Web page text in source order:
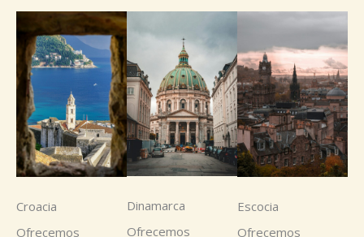
Croacia
Ofrecemos
Dinamarca
Ofrecemos
Escocia
Ofrecemos